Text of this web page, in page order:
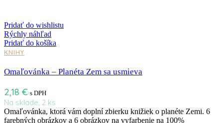
Pridať do wishlistu
Rýchly náhľad
Pridať do košíka
KNIHY
Omaľovánka – Planéta Zem sa usmieva
2,18 € s DPH
Na sklade, 2 ks
Omaľovánka, ktorá vám doplní zbierku knižiek o planéte Zemi. 6
farebných obrázkov a 6 obrázkov na vyfarbenie na 100%